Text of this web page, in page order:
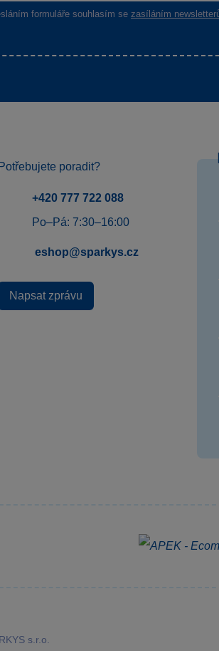
formuláře souhlasím se zasíláním
Potřebujete poradit?
+420 777 722 088
Po–Pá: 7:30–16:00
eshop@sparkys.cz
Napsat zprávu
s.r.o.